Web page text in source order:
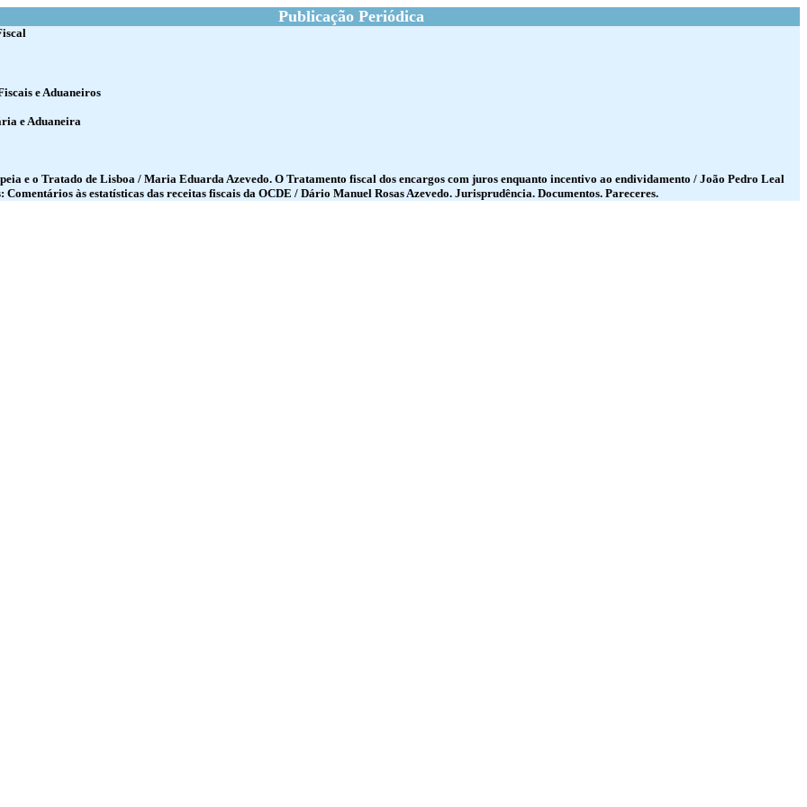
Publicação Periódica
e Aduaneiros
e Aduaneira
e o Tratado de Lisboa / Maria Eduarda Azevedo. O Tratamento fiscal dos encargos com juros enquanto incentivo ao endividamento / João Pedro Leal
Comentários às estatísticas das receitas fiscais da OCDE / Dário Manuel Rosas Azevedo. Jurisprudência. Documentos. Pareceres.